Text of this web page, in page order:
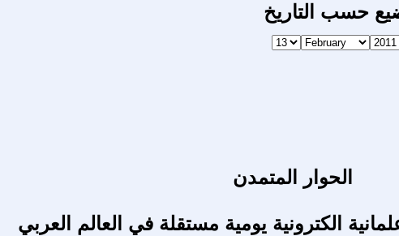
حسب التاريخ
الحوار المتمدن
الكترونية يومية مستقلة في العالم العربي